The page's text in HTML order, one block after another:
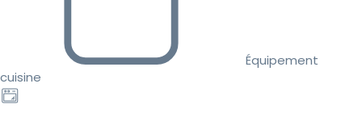
Équipement
cuisine